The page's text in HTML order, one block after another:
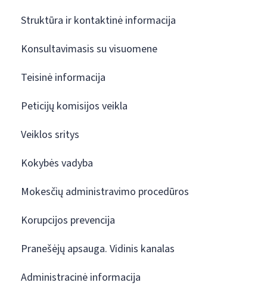
Struktūra ir kontaktinė informacija
Konsultavimasis su visuomene
Teisinė informacija
Peticijų komisijos veikla
Veiklos sritys
Kokybės vadyba
Mokesčių administravimo procedūros
Korupcijos prevencija
Pranešėjų apsauga. Vidinis kanalas
Administracinė informacija